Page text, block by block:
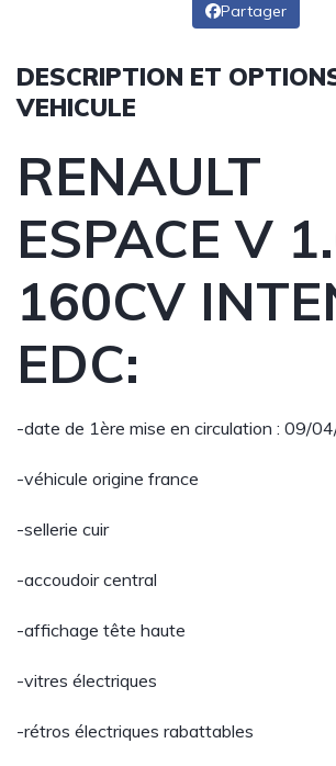
Partager
DESCRIPTION ET
VEHICULE
RENAULT
ESPACE V
160CV
EDC:
-date de 1ère mise en circulation : 09/
-véhicule origine france
-sellerie cuir
-accoudoir central
-affichage tête haute
-vitres électriques
-rétros électriques rabattables